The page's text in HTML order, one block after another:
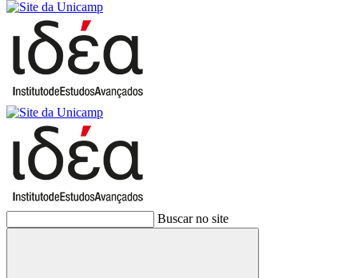
Buscar no site